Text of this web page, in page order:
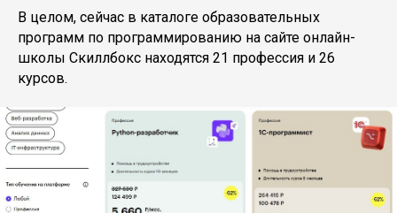
В целом, сейчас в каталоге образовательных
программ по программированию на сайте онлайн-
школы Скиллбокс находятся 21 профессия и 26
курсов.